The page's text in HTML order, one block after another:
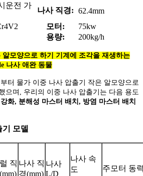
운전 가
나사 직경: 62.4mm
모터:
75kw
용량: 200kg/h
모양으로 하기 기계에 조각을 재생하는
나사 애완 동물
부터 물가 이중 나사 압출기 작은 알모양으로
으며, 우리의 이중 나사 압출기는 다음 용도
화, 분해성 마스터 배치, 방염 마스터 배치
모델
직 나사 직
경(mm)
나사
L/D
나사 속
도
주모터 동